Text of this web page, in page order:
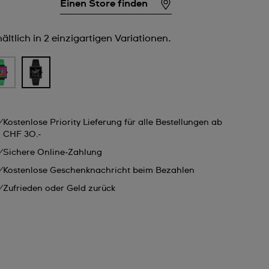
Einen Store finden
in 2 einzigartigen Variationen.
Kostenlose Priority Lieferung für alle Bestellungen ab
CHF 30.-
Sichere Online-Zahlung
Kostenlose Geschenknachricht beim Bezahlen
Zufrieden oder Geld zurück